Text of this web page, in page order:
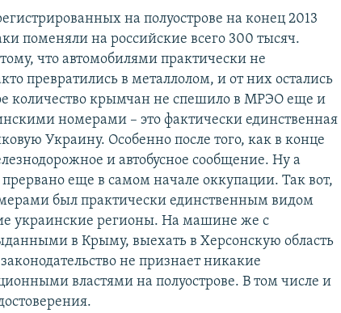
на полуострове на конец 2013
поменяли на российские всего 300 тысяч.
что автомобилями практически не
превратились в металлолом, и от них остались
количество крымчан не спешило в МРЭО еще и
номерами – это фактически единственная
Украину. Особенно после того, как в конце
и автобусное сообщение. Ну а
еще в самом начале оккупации. Так вот,
был практически единственным видом
украинские регионы. На машине же с
в Крыму, выехать в Херсонскую область
не признает никакие
властями на полуострове. В том числе и